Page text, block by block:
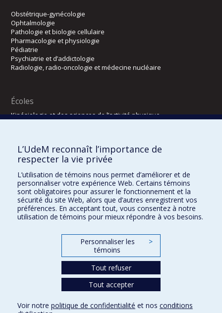
Obstétrique-gynécologie
Ophtalmologie
Pathologie et biologie cellulaire
Pharmacologie et physiologie
Pédiatrie
Psychiatrie et d’addictologie
Radiologie, radio-oncologie et médecine nucléaire
Écoles
Kinésiologie et des sciences de l’activité physique
Directions
DPC
CPASS
Éthique clinique
Conditions d’utilisation 2025-2026
Khun Visith Keu
Dr Mathieu Dehaes
Projets d’étudiants – été 2026
29e concours du programme de support professoral (PSP)
L’UdeM reconnaît l’importance de
respecter la vie privée
L’utilisation de témoins nous permet d’améliorer et de
personnaliser votre expérience Web. Certains témoins
sont obligatoires pour assurer le fonctionnement et la
sécurité du site Web, alors que d’autres enregistrent vos
préférences. En acceptant tout, vous consentez à notre
utilisation de témoins pour mieux répondre à vos besoins.
Personnaliser les
témoins
>
Tout refuser
Tout accepter
Voir notre politique de confidentialité et nos conditions